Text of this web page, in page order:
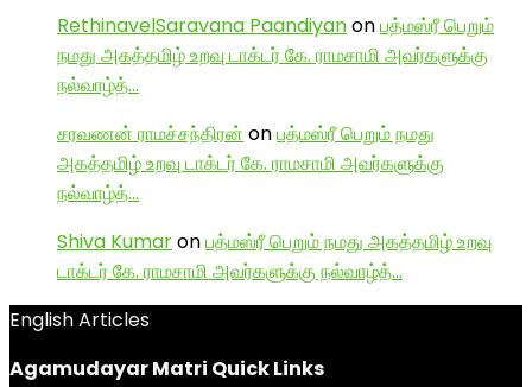
RethinavelSaravana Paandiyanonபத்மஸ்ரீ பெறும்
நமது அகத்தமிழ் உறவு டாக்டர் கே. ராமசாமி அவர்களுக்கு
நல்வாழ்த்…
சரவணன் ராமச்சந்திரன் onபத்மஸ்ரீ பெறும் நமது
அகத்தமிழ் உறவு டாக்டர் கே. ராமசாமி அவர்களுக்கு
நல்வாழ்த்…
Shiva Kumaronபத்மஸ்ரீ பெறும் நமது அகத்தமிழ் உறவு
டாக்டர் கே. ராமசாமி அவர்களுக்கு நல்வாழ்த்…
English Articles
Agamudayar Matri Quick Links